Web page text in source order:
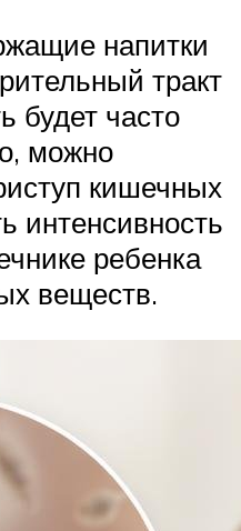
напитки
тракт
будет часто
можно
кишечных
интенсивность
ребенка
веществ.